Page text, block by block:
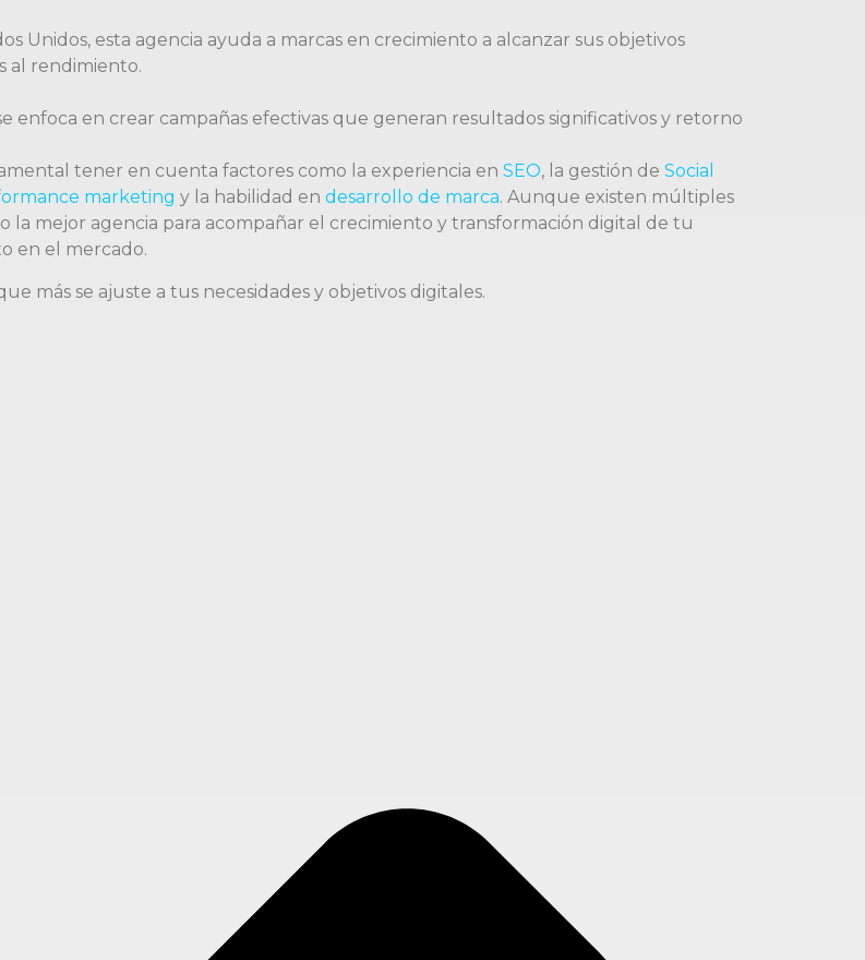
Unidos, esta agencia ayuda a marcas en crecimiento a alcanzar sus objetivos
al rendimiento.
enfoca en crear campañas efectivas que generan resultados significativos y retorno
tener en cuenta factores como la experiencia en SEO, la gestión de Social
marketing y la habilidad en desarrollo de marca. Aunque existen múltiples
la mejor agencia para acompañar el crecimiento y transformación digital de tu
en el mercado.
más se ajuste a tus necesidades y objetivos digitales.